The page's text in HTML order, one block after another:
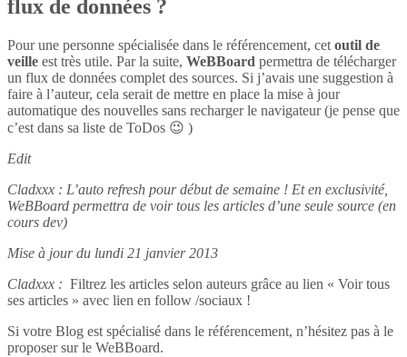
flux de données ?
Pour une personne spécialisée dans le référencement, cet outil de
veille est très utile. Par la suite, WeBBoard permettra de télécharger
un flux de données complet des sources. Si j’avais une suggestion à
faire à l’auteur, cela serait de mettre en place la mise à jour
automatique des nouvelles sans recharger le navigateur (je pense que
c’est dans sa liste de ToDos 😉 )
Edit
Cladxxx : L’auto refresh pour début de semaine ! Et en exclusivité,
WeBBoard permettra de voir tous les articles d’une seule source (en
cours dev)
Mise à jour du lundi 21 janvier 2013
Cladxxx : Filtrez les articles selon auteurs grâce au lien « Voir tous
ses articles » avec lien en follow /sociaux !
Si votre Blog est spécialisé dans le référencement, n’hésitez pas à le
proposer sur le WeBBoard.